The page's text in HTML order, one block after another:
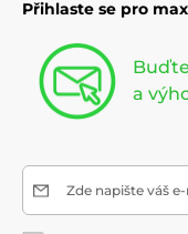
Přihlaste se pro
a
Zde napište váš